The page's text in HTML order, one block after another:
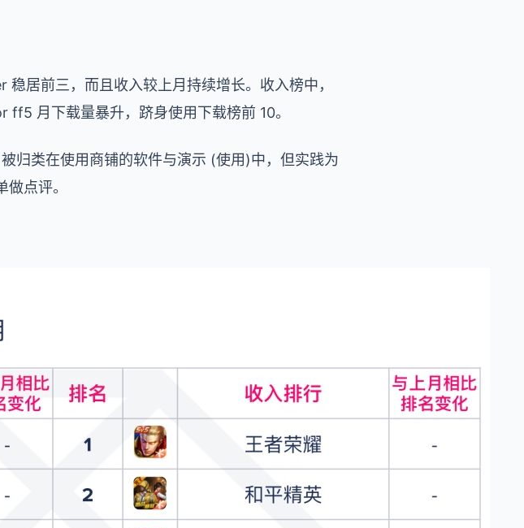
居前三，而且收入较上月持续增长。收入榜中，
月下载量暴升，跻身使用下载榜前 10。
归类在使用商铺的软件与演示 (使用)中，但实践为
点评。